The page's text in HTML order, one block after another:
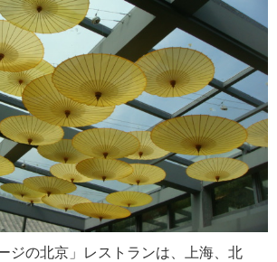
ジの北京」レストランは、上海、北